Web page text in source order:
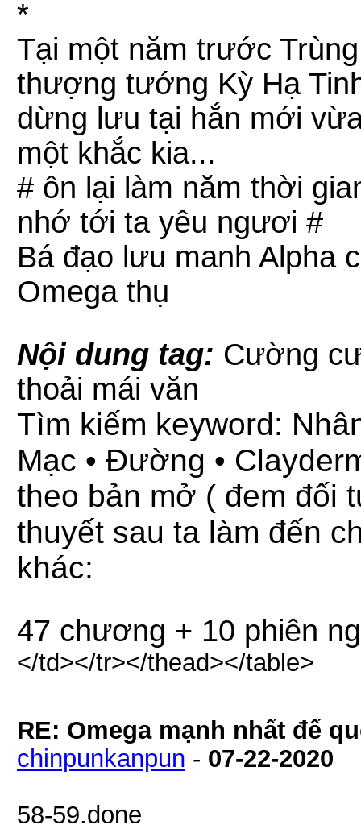
*
Tại một năm trước
thượng tướng Kỳ Hạ
dừng lưu tại hắn mới
một khắc kia...
# ôn lại làm năm thời
nhớ tới ta yêu ngươi #
Bá đạo lưu manh Alpha
Omega thụ
Nội dung tag: Cường
thoải mái văn
Tìm kiếm keyword:
Mạc • Đường •
theo bản mở ( đem đối
thuyết sau ta làm đến
khác:
47 chương + 10 phiên
</td></tr></thead></table>
RE: Omega mạnh nhất đế
chinpunkanpun - 07-22-2020
58-59.done